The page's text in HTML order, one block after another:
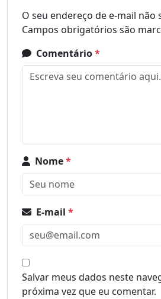
O seu endereço de e-mail não
Campos obrigatórios são
Comentário*
Nome*
E-mail *
Salvar meus dados neste
próxima vez que eu comentar.